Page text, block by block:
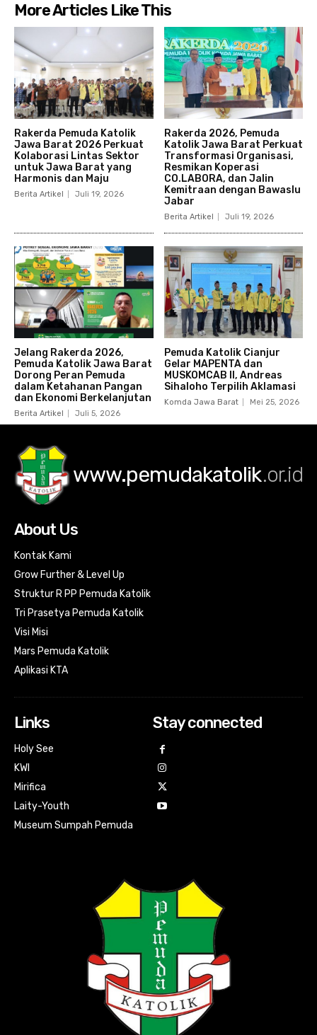
More Articles Like This
Rakerda Pemuda Katolik
Jawa Barat 2026 Perkuat
Kolaborasi Lintas Sektor
untuk Jawa Barat yang
Harmonis dan Maju
Berita Artikel Juli 19, 2026
Rakerda 2026, Pemuda
Katolik Jawa Barat Perkuat
Transformasi Organisasi,
Resmikan Koperasi
CO.LABORA, dan Jalin
Kemitraan dengan Bawaslu
Jabar
Berita Artikel Juli 19, 2026
Jelang Rakerda 2026,
Pemuda Katolik Jawa Barat
Dorong Peran Pemuda
dalam Ketahanan Pangan
dan Ekonomi Berkelanjutan
Berita Artikel Juli 5, 2026
Pemuda Katolik Cianjur
Gelar MAPENTA dan
MUSKOMCAB II, Andreas
Sihaloho Terpilih Aklamasi
Komda Jawa Barat Mei 25, 2026
www.pemudakatolik.or.id
About Us
Kontak Kami
Grow Further & Level Up
Struktur R PP Pemuda Katolik
Tri Prasetya Pemuda Katolik
Visi Misi
Mars Pemuda Katolik
Aplikasi KTA
Links
Holy See
KWI
Mirifica
Laity-Youth
Museum Sumpah Pemuda
Stay connected